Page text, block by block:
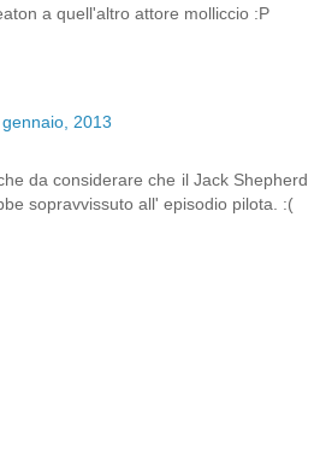
a quell'altro attore molliccio :P
2013
da considerare che il Jack Shepherd
sopravvissuto all' episodio pilota. :(